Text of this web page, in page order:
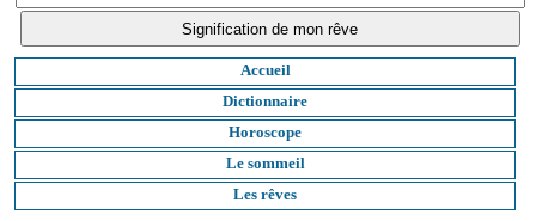
Accueil
Dictionnaire
Horoscope
Le sommeil
Les rêves